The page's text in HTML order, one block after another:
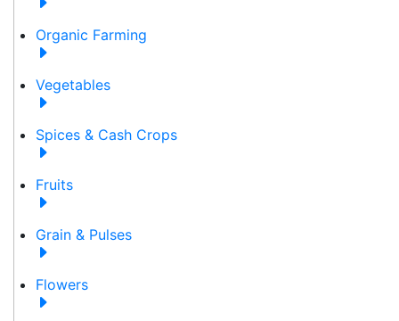
Organic Farming
Vegetables
Spices & Cash Crops
Fruits
Grain & Pulses
Flowers